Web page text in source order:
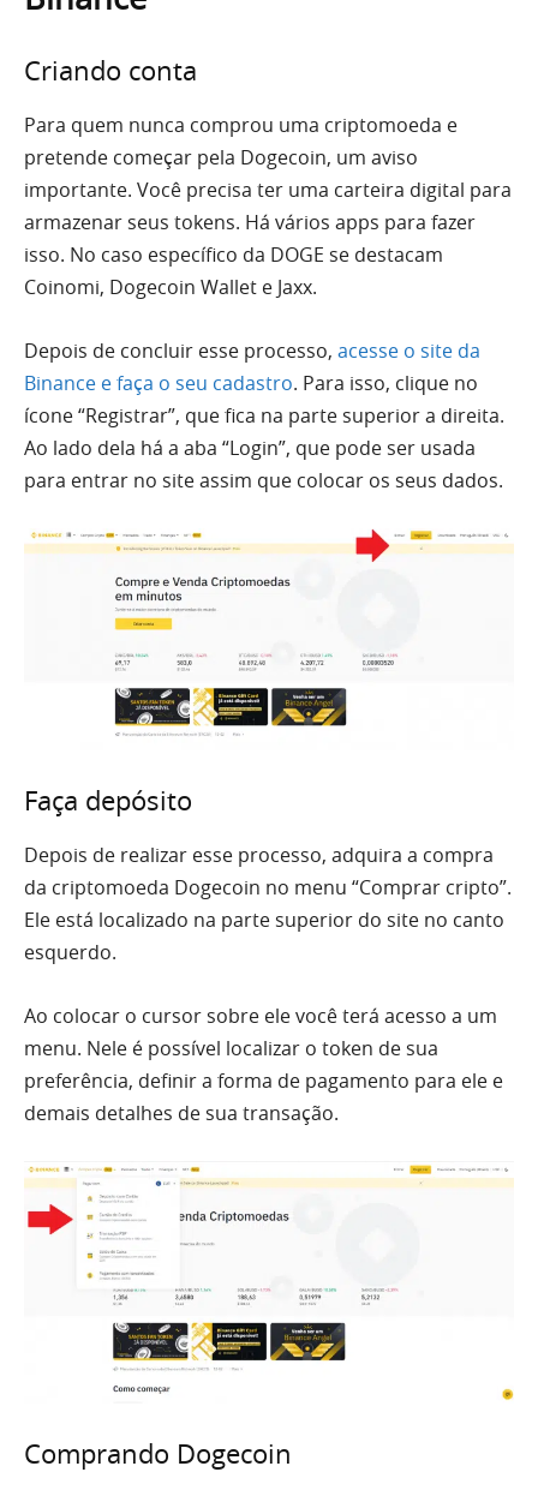
Criando conta
Para quem nunca comprou uma criptomoeda e
pretende começar pela Dogecoin, um aviso
importante. Você precisa ter uma carteira digital para
armazenar seus tokens. Há vários apps para fazer
isso. No caso específico da DOGE se destacam
Coinomi, Dogecoin Wallet e Jaxx.
Depois de concluir esse processo, acesse o site da
Binance e faça o seu cadastro. Para isso, clique no
ícone “Registrar”, que fica na parte superior a direita.
Ao lado dela há a aba “Login”, que pode ser usada
para entrar no site assim que colocar os seus dados.
Faça depósito
Depois de realizar esse processo, adquira a compra
da criptomoeda Dogecoin no menu “Comprar cripto”.
Ele está localizado na parte superior do site no canto
esquerdo.
Ao colocar o cursor sobre ele você terá acesso a um
menu. Nele é possível localizar o token de sua
preferência, definir a forma de pagamento para ele e
demais detalhes de sua transação.
Comprando Dogecoin